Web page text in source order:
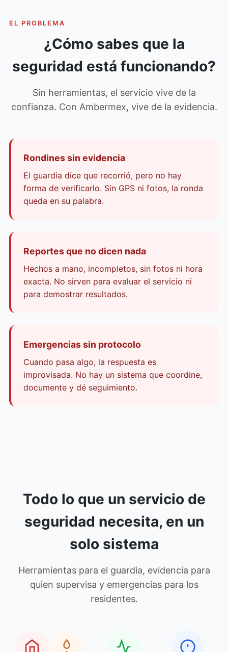
EL PROBLEMA
¿Cómo sabes que la
seguridad está funcionando?
Sin herramientas, el servicio vive de la
confianza. Con Ambermex, vive de la evidencia.
Rondines sin evidencia
El guardia dice que recorrió, pero no hay
forma de verificarlo. Sin GPS ni fotos, la ronda
queda en su palabra.
Reportes que no dicen nada
Hechos a mano, incompletos, sin fotos ni hora
exacta. No sirven para evaluar el servicio ni
para demostrar resultados.
Emergencias sin protocolo
Cuando pasa algo, la respuesta es
improvisada. No hay un sistema que coordine,
documente y dé seguimiento.
Todo lo que un servicio de
seguridad necesita, en un
solo sistema
Herramientas para el guardia, evidencia para
quien supervisa y emergencias para los
residentes.